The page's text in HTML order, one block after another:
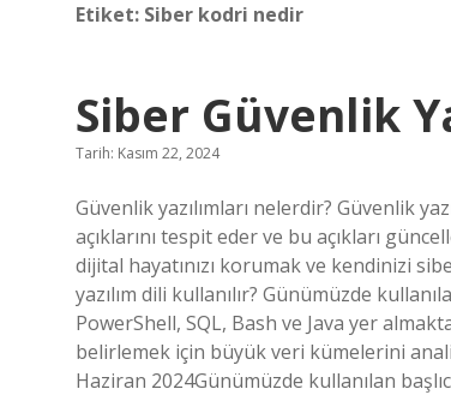
Etiket: Siber kodri nedir
Siber Güvenlik
Tarih: Kasım 22, 2024
Güvenlik yazılımları nelerdir? Güvenlik
açıklarını tespit eder ve bu açıkları
dijital hayatınızı korumak ve kendinizi
yazılım dili kullanılır? Günümüzde
PowerShell, SQL, Bash ve Java yer
belirlemek için büyük veri kümelerini
Haziran 2024Günümüzde kullanılan